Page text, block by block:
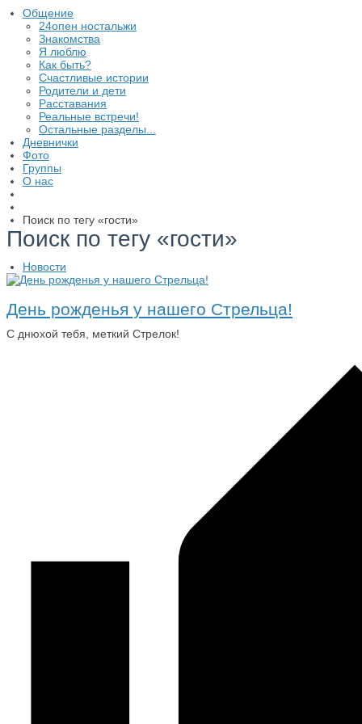
Общение
24опен ностальжи
Знакомства
Я люблю
Как быть?
Счастливые истории
Родители и дети
Расставания
Реальные встречи!
Остальные разделы...
Дневнички
Фото
Группы
О нас
Поиск по тегу «гости»
Поиск по тегу «гости»
Новости
День рожденья у нашего Стрельца!
С днюхой тебя, меткий Стрелок!